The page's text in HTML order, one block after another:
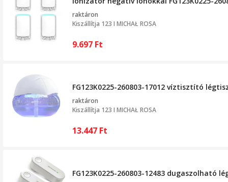
raktáron
Kiszállítja 123 I MICHAŁ ROSA
9.697 Ft
FG123K0225-260803-17012 víztisztító
raktáron
Kiszállítja 123 I MICHAŁ ROSA
13.447 Ft
FG123K0225-260803-12483